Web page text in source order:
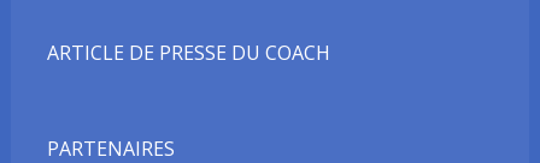
ARTICLE DE PRESSE DU COACH
PARTENAIRES